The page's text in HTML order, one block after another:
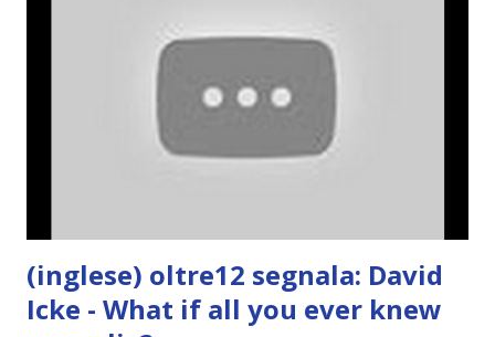
(inglese) oltre12 segnala: David
Icke - What if all you ever knew